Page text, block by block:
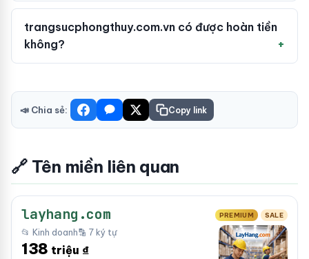
trangsucphongthuy.com.vn có được hoàn tiền
không?
📣 Chia sẻ: Copy link
🔗 Tên miền liên quan
layhang.com PREMIUM SALE
📂 Kinh doanh🔡 7 ký tự
138 triệu ₫